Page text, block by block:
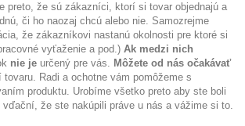
preto, že sú zákazníci, ktorí si tovar objednajú a
či ho naozaj chcú alebo nie. Samozrejme
že zákazníkovi nastanú okolnosti pre ktoré si
vyťaženie a pod.) Ak medzi nich
nie je určený pre vás. Môžete od nás očakávať
tovaru. Radi a ochotne vám pomôžeme s
produktu. Urobíme všetko preto aby ste boli
že ste nakúpili práve u nás a vážime si to.